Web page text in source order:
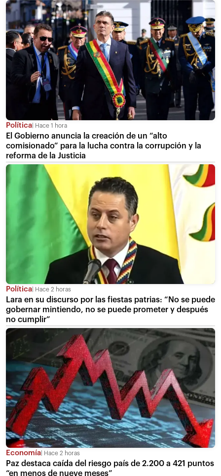
Política Hace 1 hora
El Gobierno anuncia la creación de un “alto
comisionado” para la lucha contra la corrupción y la
reforma de la Justicia
Política Hace 2 horas
Lara en su discurso por las fiestas patrias: “No se puede
gobernar mintiendo, no se puede prometer y después
no cumplir”
Economía Hace 2 horas
Paz destaca caída del riesgo país de 2.200 a 421 puntos
“en menos de nueve meses”